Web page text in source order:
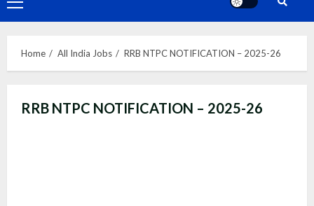
Primary
Menu
Home All India Jobs RRB NTPC NOTIFICATION – 2025-26
RRB NTPC NOTIFICATION – 2025-26